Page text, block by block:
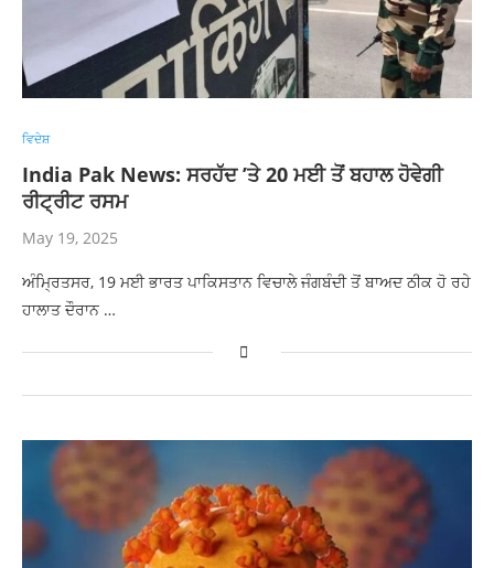
ਵਿਦੇਸ਼
India Pak News: ਸਰਹੱਦ ’ਤੇ 20 ਮਈ ਤੋਂ ਬਹਾਲ ਹੋਵੇਗੀ
ਰੀਟ੍ਰੀਟ ਰਸਮ
May 19, 2025
ਅੰਮ੍ਰਿਤਸਰ, 19 ਮਈ ਭਾਰਤ ਪਾਕਿਸਤਾਨ ਵਿਚਾਲੇ ਜੰਗਬੰਦੀ ਤੋਂ ਬਾਅਦ ਠੀਕ ਹੋ ਰਹੇ
ਹਾਲਾਤ ਦੌਰਾਨ …